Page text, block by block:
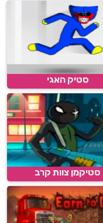
סטיק האגי
סטיקמן צוות קרב